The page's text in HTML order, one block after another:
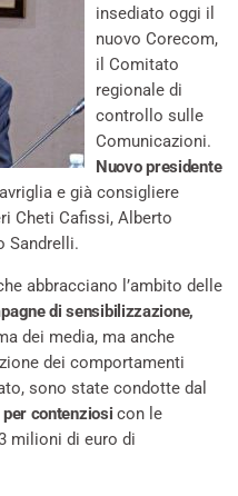
insediato oggi il
nuovo Corecom,
il Comitato
regionale di
controllo sulle
Comunicazioni.
Nuovo presidente
e già consigliere
Cheti Cafissi, Alberto
Sandrelli.
abbracciano l’ambito delle
di sensibilizzazione,
dei media, ma anche
dei comportamenti
sono state condotte dal
contenziosicon le
milioni di euro di